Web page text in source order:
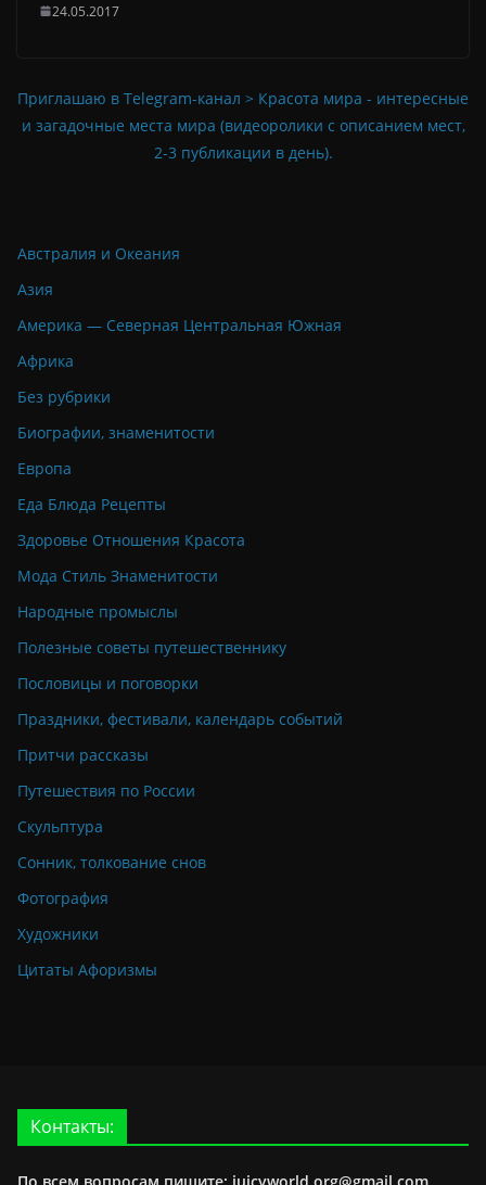
24.05.2017
Приглашаю в Telegram-канал > Красота мира - интересные
и загадочные места мира (видеоролики с описанием мест,
2-3 публикации в день).
Австралия и Океания
Азия
Америка — Северная Центральная Южная
Африка
Без рубрики
Биографии, знаменитости
Европа
Еда Блюда Рецепты
Здоровье Отношения Красота
Мода Стиль Знаменитости
Народные промыслы
Полезные советы путешественнику
Пословицы и поговорки
Праздники, фестивали, календарь событий
Притчи рассказы
Путешествия по России
Скульптура
Сонник, толкование снов
Фотография
Художники
Цитаты Афоризмы
Контакты:
По всем вопросам пишите: juicyworld.org@gmail.com